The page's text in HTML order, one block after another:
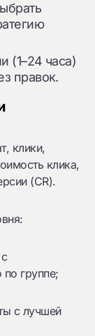
(1–24 часа)
правок.
клики,
клика,
(CR).
группе;
с лучшей